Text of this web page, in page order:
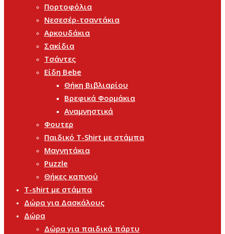
Πορτοφόλια
Νεσεσέρ-τσαντάκια
Αρκουδάκια
Σακίδια
Τσάντες
Είδη Bebe
Θήκη Βιβλιαρίου
Βρεφικά Φορμάκια
Αναμνηστικά
Φουτερ
Παιδικό T-Shirt με στάμπα
Μαγνητάκια
Puzzle
Θήκες καπνού
T-shirt με στάμπα
Δώρα για Δασκάλους
Δώρα
Δώρα για παιδικά πάρτυ